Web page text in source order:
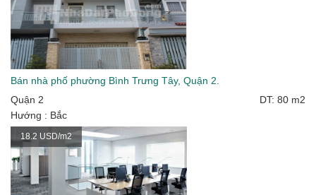
Bán nhà phố phường Bình Trưng Tây, Quận 2.
Quận 2
DT: 80 m2
Hướng : Bắc
18.2 USD/m2